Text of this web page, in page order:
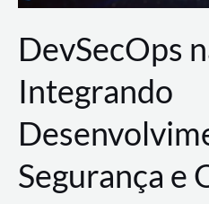
DevSecOps
Integrando
Segurança e